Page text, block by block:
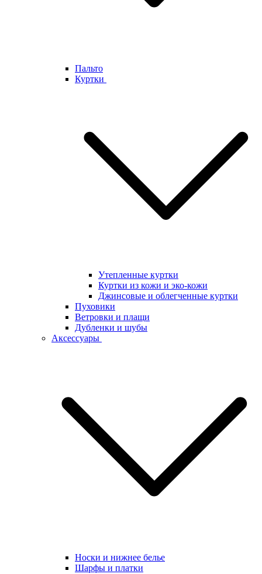
Пальто
Куртки
Утепленные куртки
Куртки из кожи и эко-кожи
Джинсовые и облегченные куртки
Пуховики
Ветровки и плащи
Дубленки и шубы
Аксессуары
Носки и нижнее белье
Шарфы и платки